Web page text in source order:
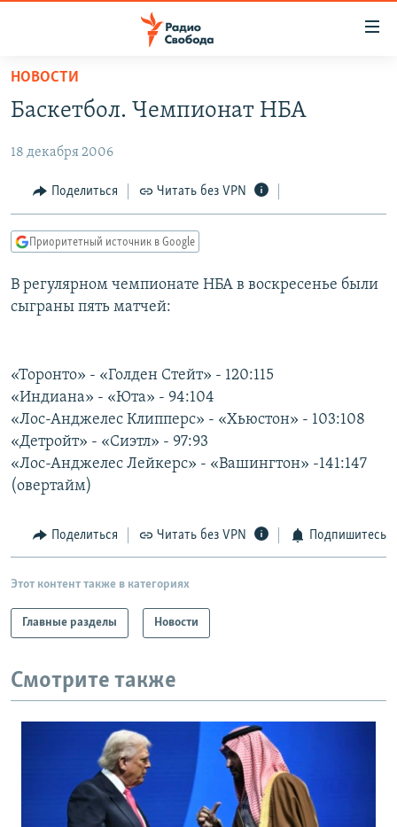
упрощенного
доступа
содержанию
Вернутся
навигации
Вернутся
ПРОГРАММЫ
АВТОРСКИЕ ПРОЕКТЫ
ЦИТАТЫ СВОБОДЫ
КУЛЬТУРА
IDEL.РЕАЛИИ
КАВКАЗ.РЕАЛИИ
СИБИРЬ.РЕАЛИИ
РАСПИСАНИЕ ВЕЩАНИЯ
ПОДПИШИТЕСЬ НА РАССЫЛКУ
СОЦИАЛЬНЫЕ СЕТИ
Все сайты РСЕ/РС
НОВОСТИ
Баскетбол. Чемпионат НБА
18 декабря 2006
Поделиться Читать без VPN
Приоритетный источник в Google
В регулярном чемпионате НБА в воскресенье были
сыграны пять матчей:
«Торонто» - «Голден Стейт» - 120:115
«Индиана» - «Юта» - 94:104
«Лос-Анджелес Клипперс» - «Хьюстон» - 103:108
«Детройт» - «Сиэтл» - 97:93
«Лос-Анджелес Лейкерс» - «Вашингтон» -141:147
(овертайм)
Поделиться Читать без VPN Подпишитесь
Этот контент также в категориях
Главные разделы Новости
Смотрите также